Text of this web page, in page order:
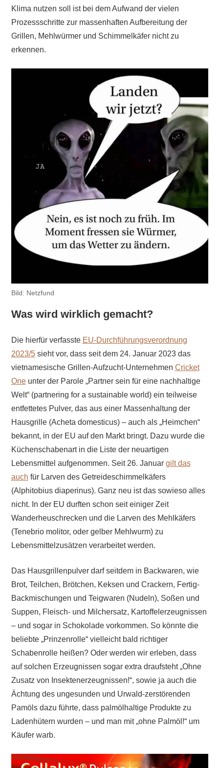
Klima nutzen soll ist bei dem Aufwand der vielen
Prozessschritte zur massenhaften Aufbereitung der
Grillen, Mehlwürmer und Schimmelkäfer nicht zu
erkennen.
Bild: Netzfund
Was wird wirklich gemacht?
Die hierfür verfasste EU-Durchführungsverordnung
2023/5sieht vor, dass seit dem 24. Januar 2023 das
vietnamesische Grillen-Aufzucht-Unternehmen Cricket
Oneunter der Parole „Partner sein für eine nachhaltige
Welt“ (partnering for a sustainable world) ein teilweise
entfettetes Pulver, das aus einer Massenhaltung der
Hausgrille (Acheta domesticus) – auch als „Heimchen“
bekannt, in der EU auf den Markt bringt. Dazu wurde die
Küchenschabenart in die Liste der neuartigen
Lebensmittel aufgenommen. Seit 26. Januar gilt das
auch für Larven des Getreideschimmelkäfers
(Alphitobius diaperinus). Ganz neu ist das sowieso alles
nicht. In der EU durften schon seit einiger Zeit
Wanderheuschrecken und die Larven des Mehlkäfers
(Tenebrio molitor, oder gelber Mehlwurm) zu
Lebensmittelzusätzen verarbeitet werden.
Das Hausgrillenpulver darf seitdem in Backwaren, wie
Brot, Teilchen, Brötchen, Keksen und Crackern, Fertig-
Backmischungen und Teigwaren (Nudeln), Soßen und
Suppen, Fleisch- und Milchersatz, Kartoffelerzeugnissen
– und sogar in Schokolade vorkommen. So könnte die
beliebte „Prinzenrolle“ vielleicht bald richtiger
Schabenrolle heißen? Oder werden wir erleben, dass
auf solchen Erzeugnissen sogar extra draufsteht „Ohne
Zusatz von Insektenerzeugnissen!“, sowie ja auch die
Ächtung des ungesunden und Urwald-zerstörenden
Pamöls dazu führte, dass palmölhaltige Produkte zu
Ladenhütern wurden – und man mit „ohne Palmöl!“ um
Käufer warb.